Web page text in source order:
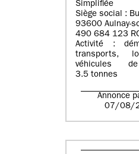
Simplifiée
Siège social :
93600 Aulnay-
490 684 123
Activité :
transports,
véhicules
3.5 tonnes
Annonce
07/08/